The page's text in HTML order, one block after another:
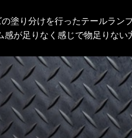
塗り分けを行ったテールランプ
が足りなく感じで物足りない